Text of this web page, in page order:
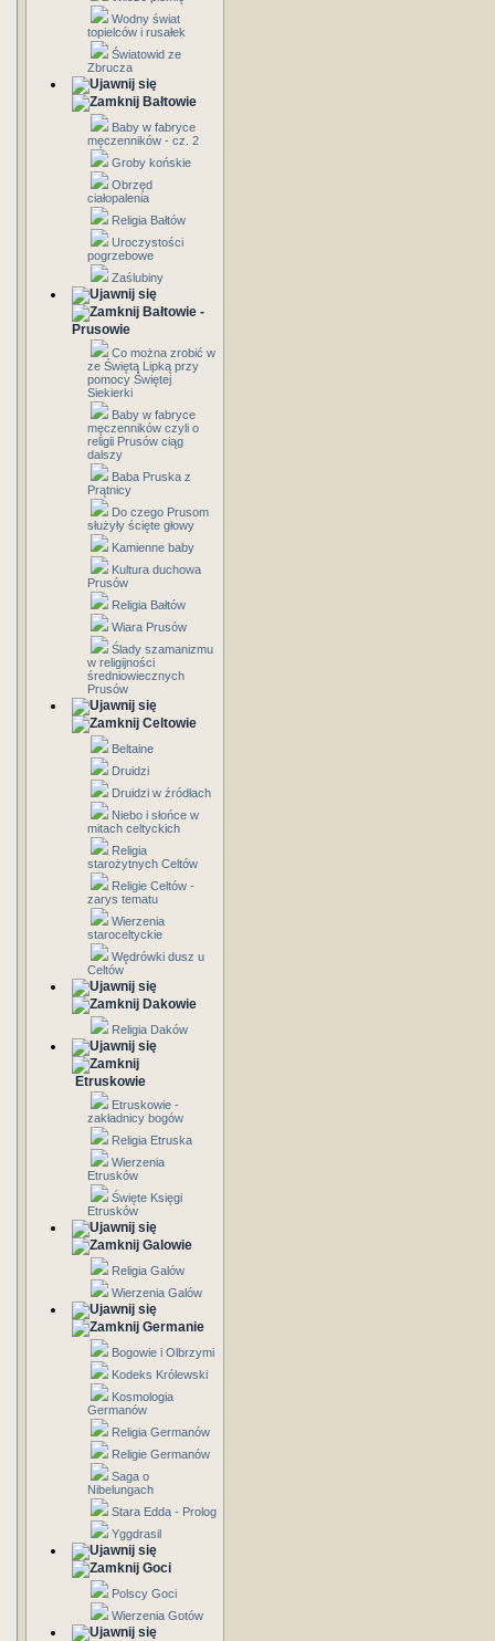
Wodny świat
topielców i rusałek
Światowid ze
Zbrucza
Bałtowie
Baby w fabryce
męczenników - cz. 2
Groby końskie
Obrzęd
ciałopalenia
Religia Bałtów
Uroczystości
pogrzebowe
Zaślubiny
Bałtowie -
Prusowie
Co można zrobić w
ze Świętą Lipką przy
pomocy Świętej
Siekierki
Baby w fabryce
męczenników czyli o
religii Prusów ciąg
dalszy
Baba Pruska z
Prątnicy
Do czego Prusom
służyły ścięte głowy
Kamienne baby
Kultura duchowa
Prusów
Religia Bałtów
Wiara Prusów
Ślady szamanizmu
w religijności
średniowiecznych
Prusów
Celtowie
Beltaine
Druidzi
Druidzi w źródłach
Niebo i słońce w
mitach celtyckich
Religia
starożytnych Celtów
Religie Celtów -
zarys tematu
Wierzenia
staroceltyckie
Wędrówki dusz u
Celtów
Dakowie
Religia Daków
Etruskowie
Etruskowie -
zakładnicy bogów
Religia Etruska
Wierzenia
Etrusków
Święte Księgi
Etrusków
Galowie
Religia Galów
Wierzenia Galów
Germanie
Bogowie i Olbrzymi
Kodeks Królewski
Kosmologia
Germanów
Religia Germanów
Religie Germanów
Saga o
Nibelungach
Stara Edda - Prolog
Yggdrasil
Goci
Polscy Goci
Wierzenia Gotów